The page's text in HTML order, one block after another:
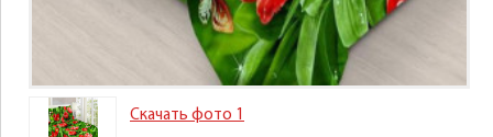
Скачать фото 1